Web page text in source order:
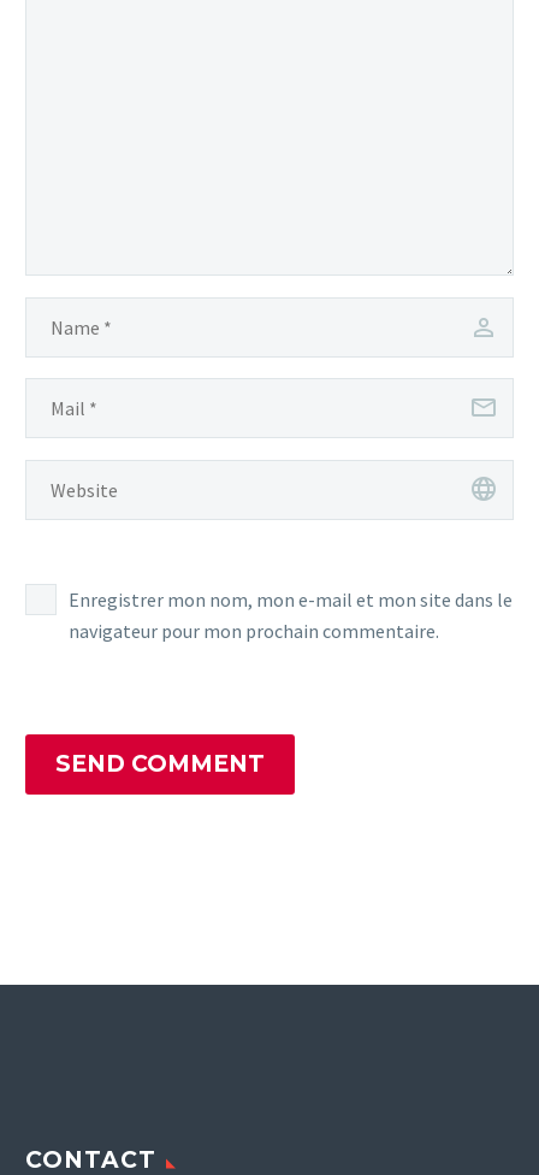
Enregistrer mon nom, mon e-mail et mon site dans le
navigateur pour mon prochain commentaire.
SEND COMMENT
CONTACT